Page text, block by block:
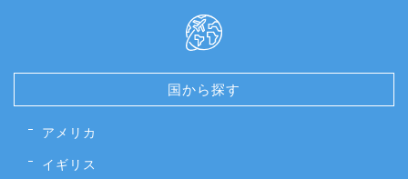
国から探す
アメリカ
イギリス